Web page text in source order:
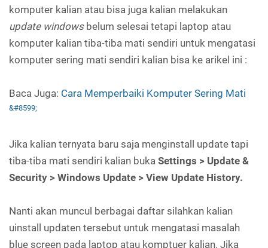
komputer kalian atau bisa juga kalian melakukan
update windowsbelum selesai tetapi laptop atau
komputer kalian tiba-tiba mati sendiri untuk mengatasi
komputer sering mati sendiri kalian bisa ke arikel ini :
Baca Juga: Cara Memperbaiki Komputer Sering Mati
Jika kalian ternyata baru saja menginstall update tapi
tiba-tiba mati sendiri kalian buka Settings > Update &
Security > Windows Update > View Update History.
Nanti akan muncul berbagai daftar silahkan kalian
uinstall updaten tersebut untuk mengatasi masalah
blue screen pada laptop atau komptuer kalian. Jika